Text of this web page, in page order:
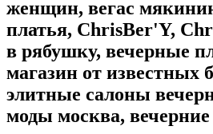
женщин, вегас
платья, ChrisBer'Y,
в рябушку, вечерные
магазин от известных
элитные салоны
моды москва,